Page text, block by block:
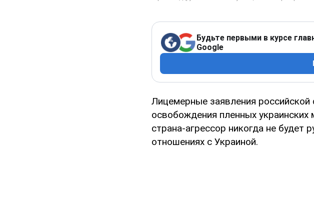
Будьте первыми в курсе
Google
Лицемерные заявления
освобождения пленных
страна-агрессор никогда не будет
отношениях с Украиной.